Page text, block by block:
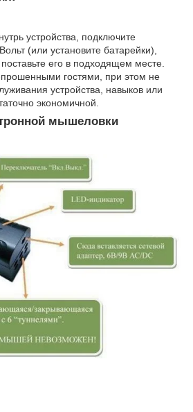
устройства, подключите
(или установите батарейки),
его в подходящем месте.
гостями, при этом не
устройства, навыков или
экономичной.
мышеловки